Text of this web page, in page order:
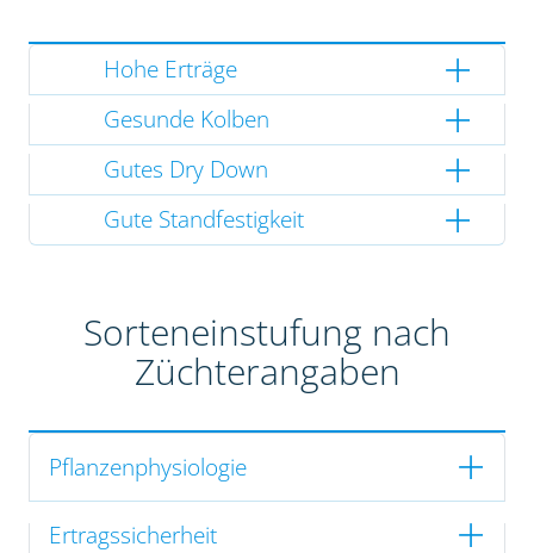
Hohe Erträge
Gesunde Kolben
Gutes Dry Down
Gute Standfestigkeit
Sorteneinstufung nach
Züchterangaben
Pflanzenphysiologie
Ertragssicherheit